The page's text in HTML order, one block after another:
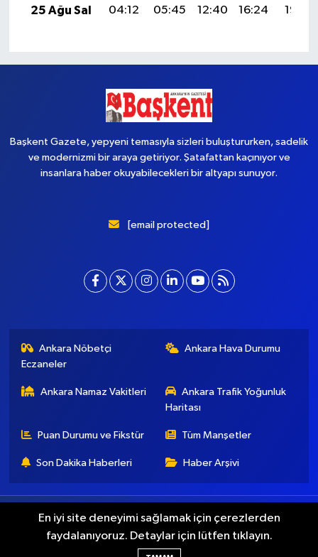
25 Ağu Sal
04:12 05:45 12:40 16:24 19:25
Başkent Gazete, yepyeni temasıyla sizleri buluştururken, sadelik
ve modernizmi bir araya getiriyor. Şatafattan kaçınıyor ve
insanlara haber okuyabilecekleri bir altyapı sunuyor.
[email protected]
Ankara Nöbetçi
Eczaneler
Ankara Hava Durumu
Ankara Namaz Vakitleri
Ankara Trafik Yoğunluk
Haritası
Puan Durumu ve Fikstür Tüm Manşetler
Son Dakika Haberleri Haber Arşivi
Künye İletişim Gizlilik Koşulları
En iyi site deneyimi sağlamak için çerezlerden
faydalanıyoruz. Detaylar için lütfen tıklayın.